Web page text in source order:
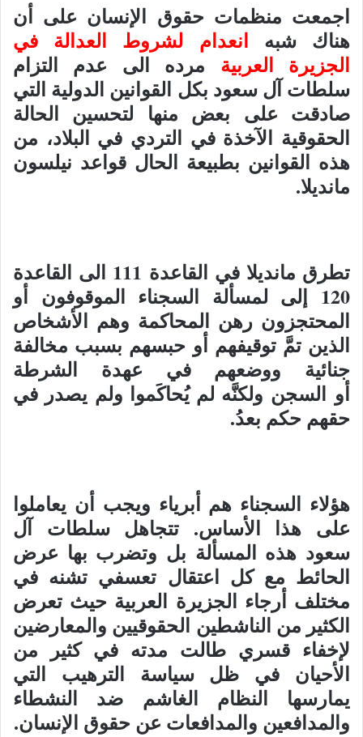
اجمعت منظمات حقوق الإنسان على أن
هناك شبه انعدام لشروط العدالة في
الجزيرة العربية مرده الى عدم التزام
سلطات آل سعود بكل القوانين الدولية التي
صادقت على بعض منها لتحسين الحالة
الحقوقية الآخذة في التردي في البلاد، من
هذه القوانين بطبيعة الحال قواعد نيلسون
مانديلا.
تطرق مانديلا في القاعدة 111 الى القاعدة
120 إلى لمسألة السجناء الموقوفون أو
المحتجزون رهن المحاكمة وهم الأشخاص
الذين تمَّ توقيفهم أو حبسهم بسبب مخالفة
جنائية ووضعهم في عهدة الشرطة
أو السجن ولكنَّه لم يُحاكَموا ولم يصدر في
حقهم حكم بعدُ.
هؤلاء السجناء هم أبرياء ويجب أن يعاملوا
على هذا الأساس. تتجاهل سلطات آل
سعود هذه المسألة بل وتضرب بها عرض
الحائط مع كل اعتقال تعسفي تشنه في
مختلف أرجاء الجزيرة العربية حيث تعرض
الكثير من الناشطين الحقوقيين والمعارضين
لإخفاء قسري طالت مدته في كثير من
الأحيان في ظل سياسة الترهيب التي
يمارسها النظام الغاشم ضد النشطاء
والمدافعين والمدافعات عن حقوق الإنسان.